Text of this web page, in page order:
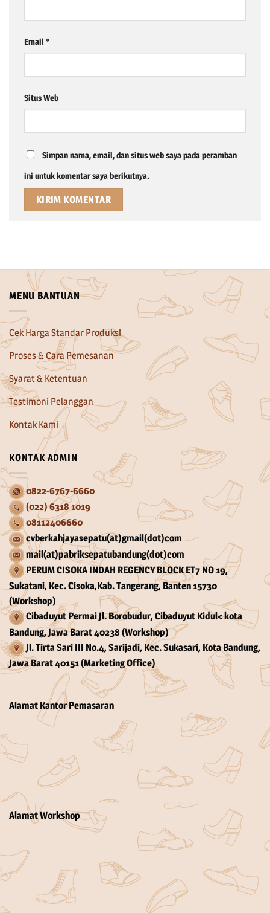
Email *
Situs Web
Simpan nama, email, dan situs web saya pada peramban
ini untuk komentar saya berikutnya.
MENU BANTUAN
Cek Harga Standar Produksi
Proses & Cara Pemesanan
Syarat & Ketentuan
Testimoni Pelanggan
Kontak Kami
KONTAK ADMIN
0822-6767-6660
(022) 6318 1019
08112406660
cvberkahjayasepatu(at)gmail(dot)com
mail(at)pabriksepatubandung(dot)com
PERUM CISOKA INDAH REGENCY BLOCK ET7 NO 19,
Sukatani, Kec. Cisoka,Kab. Tangerang, Banten 15730
(Workshop)
Cibaduyut Permai Jl. Borobudur, Cibaduyut Kidul< kota
Bandung, Jawa Barat 40238 (Workshop)
Jl. Tirta Sari III No.4, Sarijadi, Kec. Sukasari, Kota Bandung,
Jawa Barat 40151 (Marketing Office)
Alamat Kantor Pemasaran
Alamat Workshop